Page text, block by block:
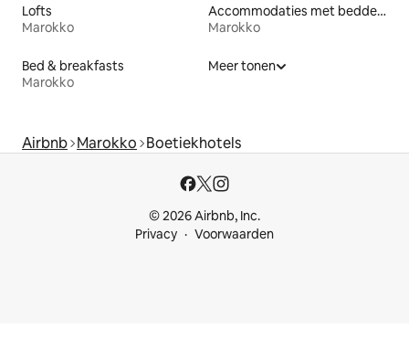
Lofts
Marokko
Accommodaties met bedden op toegankelijke hoogte
Marokko
Bed & breakfasts
Marokko
Meer tonen
Airbnb Marokko Boetiekhotels
© 2026 Airbnb, Inc.
Privacy
Voorwaarden